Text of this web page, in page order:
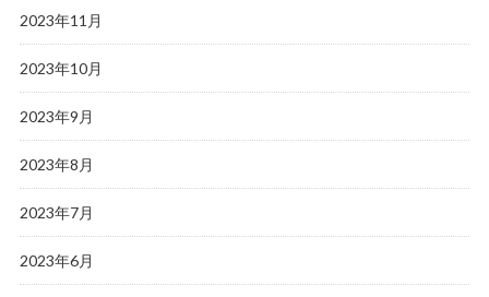
2023年11月
2023年10月
2023年9月
2023年8月
2023年7月
2023年6月